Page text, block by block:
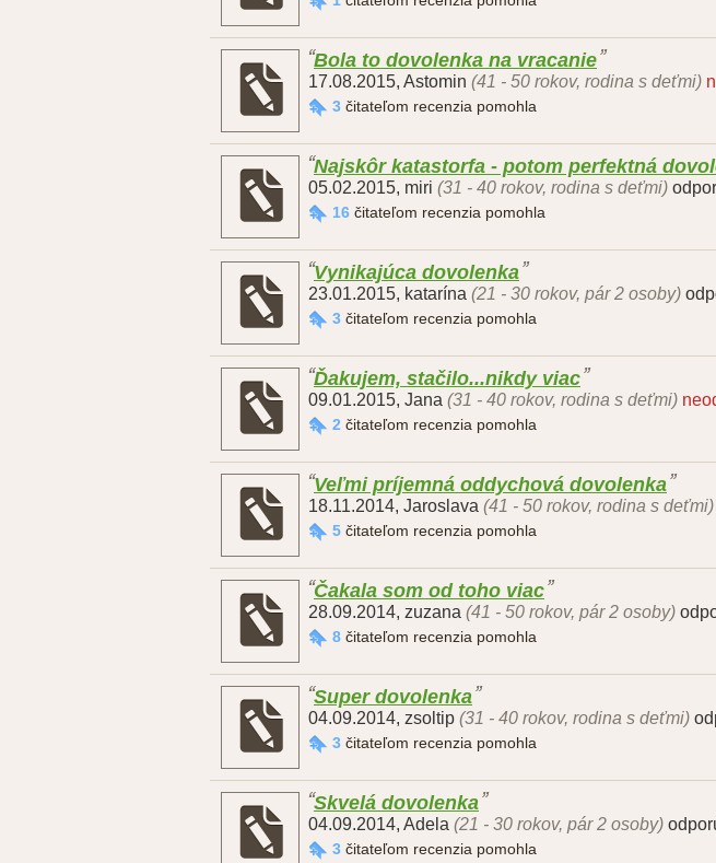
Bola to dovolenka na vracanie
17.08.2015, Astomin (41 - 50 rokov, rodina s deťmi)
3 čitateľom recenzia pomohla
Najskôr katastorfa - potom perfektná
05.02.2015, miri (31 - 40 rokov, rodina s deťmi)
16 čitateľom recenzia pomohla
Vynikajúca dovolenka
23.01.2015, katarína (21 - 30 rokov, pár 2 osoby)
3 čitateľom recenzia pomohla
Ďakujem, stačilo...nikdy viac
09.01.2015, Jana (31 - 40 rokov, rodina s deťmi)
2 čitateľom recenzia pomohla
Veľmi príjemná oddychová dovolenka
18.11.2014, Jaroslava (41 - 50 rokov, rodina s deťmi)
5 čitateľom recenzia pomohla
Čakala som od toho viac
28.09.2014, zuzana (41 - 50 rokov, pár 2 osoby)
8 čitateľom recenzia pomohla
Super dovolenka
04.09.2014, zsoltip (31 - 40 rokov, rodina s deťmi)
3 čitateľom recenzia pomohla
Skvelá dovolenka
04.09.2014, Adela (21 - 30 rokov, pár 2 osoby)
3 čitateľom recenzia pomohla